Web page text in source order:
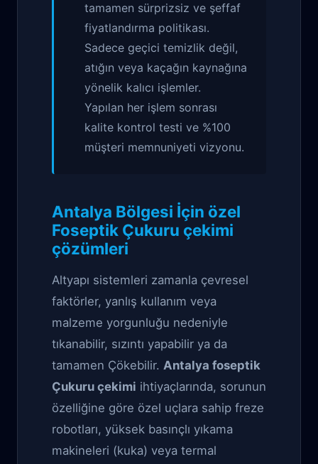
tamamen sürprizsiz ve şeffaf
fiyatlandırma politikası.
Sadece geçici temizlik değil,
atığın veya kaçağın kaynağına
yönelik kalıcı işlemler.
Yapılan her işlem sonrası
kalite kontrol testi ve %100
müşteri memnuniyeti vizyonu.
Antalya Bölgesi İçin özel
Foseptik Çukuru çekimi
çözümleri
Altyapı sistemleri zamanla çevresel
faktörler, yanlış kullanım veya
malzeme yorgunluğu nedeniyle
tıkanabilir, sızıntı yapabilir ya da
tamamen Çökebilir. Antalya foseptik
Çukuru çekimi ihtiyaçlarında, sorunun
özelliğine göre özel uçlara sahip freze
robotları, yüksek basınçlı yıkama
makineleri (kuka) veya termal